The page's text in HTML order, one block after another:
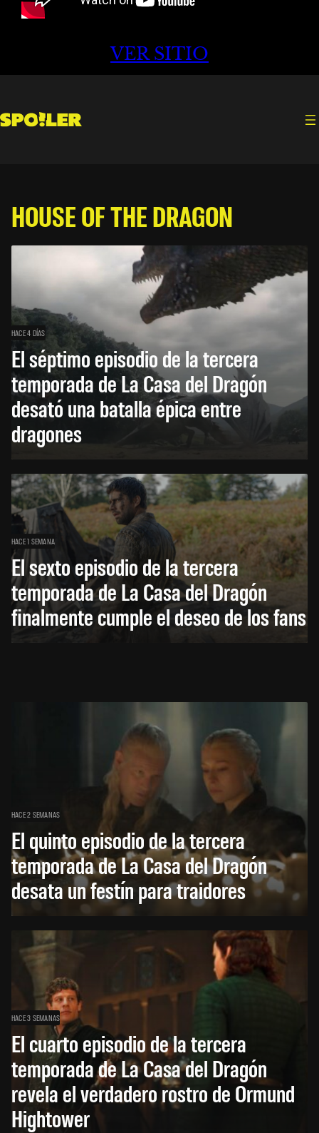
VER SITIO
HOUSE OF THE DRAGON
HACE 4 DÍAS
El séptimo episodio de la tercera
temporada de La Casa del Dragón
desató una batalla épica entre
dragones
HACE 1 SEMANA
El sexto episodio de la tercera
temporada de La Casa del Dragón
finalmente cumple el deseo de los fans
HACE 2 SEMANAS
El quinto episodio de la tercera
temporada de La Casa del Dragón
desata un festín para traidores
HACE 3 SEMANAS
El cuarto episodio de la tercera
temporada de La Casa del Dragón
revela el verdadero rostro de Ormund
Hightower